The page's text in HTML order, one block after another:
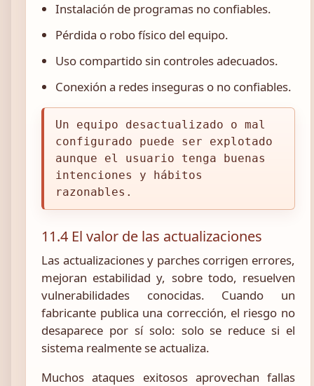
Instalación de programas no confiables.
Pérdida o robo físico del equipo.
Uso compartido sin controles adecuados.
Conexión a redes inseguras o no confiables.
Un equipo desactualizado o mal
configurado puede ser explotado
aunque el usuario tenga buenas
intenciones y hábitos
razonables.
11.4 El valor de las actualizaciones
Las actualizaciones y parches corrigen errores,
mejoran estabilidad y, sobre todo, resuelven
vulnerabilidades conocidas. Cuando un
fabricante publica una corrección, el riesgo no
desaparece por sí solo: solo se reduce si el
sistema realmente se actualiza.
Muchos ataques exitosos aprovechan fallas